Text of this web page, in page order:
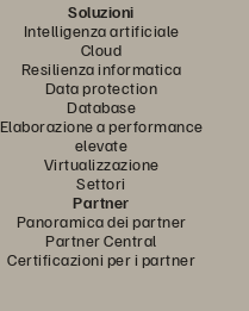
Soluzioni
Intelligenza artificiale
Cloud
Resilienza informatica
Data protection
Database
Elaborazione a performance
elevate
Virtualizzazione
Settori
Partner
Panoramica dei partner
Partner Central
Certificazioni per i partner